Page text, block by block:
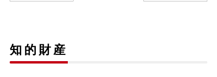
知的財産